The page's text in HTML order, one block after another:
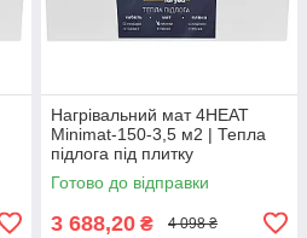
Нагрівальний мат 4HEAT
Minimat-150-3,5 м2 | Тепла
підлога під плитку
Готово до відправки
3 688,20 ₴ 4 098 ₴